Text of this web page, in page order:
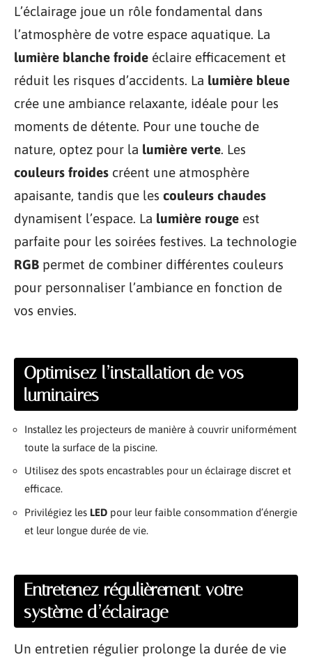
L’éclairage joue un rôle fondamental dans
l’atmosphère de votre espace aquatique. La
lumière blanche froide éclaire efficacement et
réduit les risques d’accidents. La lumière bleue
crée une ambiance relaxante, idéale pour les
moments de détente. Pour une touche de
nature, optez pour la lumière verte. Les
couleurs froides créent une atmosphère
apaisante, tandis que les couleurs chaudes
dynamisent l’espace. La lumière rouge est
parfaite pour les soirées festives. La technologie
RGB permet de combiner différentes couleurs
pour personnaliser l’ambiance en fonction de
vos envies.
Optimisez l’installation de vos
luminaires
Installez les projecteurs de manière à couvrir uniformément
toute la surface de la piscine.
Utilisez des spots encastrables pour un éclairage discret et
efficace.
Privilégiez les LED pour leur faible consommation d’énergie
et leur longue durée de vie.
Entretenez régulièrement votre
système d’éclairage
Un entretien régulier prolonge la durée de vie